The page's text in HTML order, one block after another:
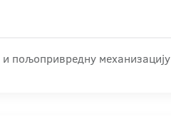
пољопривредну механизацију